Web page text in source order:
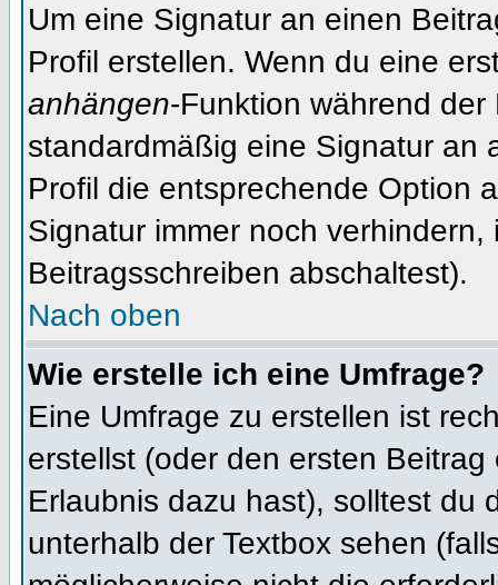
Um eine Signatur an einen
Profil erstellen. Wenn du eine
anhängen-Funktion während
standardmäßig eine Signatur an
Profil die entsprechende Option
Signatur immer noch
Beitragsschreiben abschaltest).
Nach oben
Wie erstelle ich eine Umfrage?
Eine Umfrage zu erstellen ist
erstellst (oder den ersten
Erlaubnis dazu hast), solltest du
unterhalb der Textbox sehen